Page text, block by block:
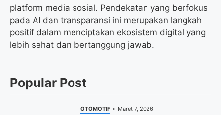
platform media sosial. Pendekatan yang berfokus
pada AI dan transparansi ini merupakan langkah
positif dalam menciptakan ekosistem digital yang
lebih sehat dan bertanggung jawab.
Popular Post
OTOMOTIF Maret 7, 2026